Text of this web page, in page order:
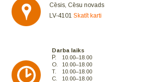
Cēsis, Cēsu novads
LV-4101Skatīt karti
Darba laiks
P.
10.00–18.00
O.
10.00–18.00
T.
10.00–18.00
C.
10.00–18.00